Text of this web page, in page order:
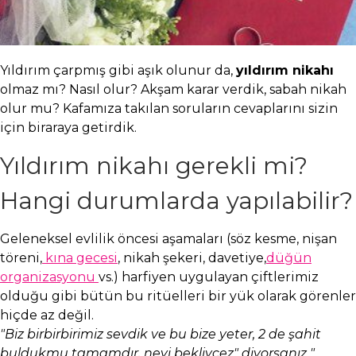
Yıldırım çarpmış gibi aşık olunur da, yıldırım nikahı
olmaz mı? Nasıl olur? Akşam karar verdik, sabah nikah
olur mu? Kafamıza takılan soruların cevaplarını sizin
için biraraya getirdik.
Yıldırım nikahı gerekli mi?
Hangi durumlarda yapılabilir?
Geleneksel evlilik öncesi aşamaları (söz kesme, nişan
töreni, kına gecesi, nikah şekeri, davetiye,düğün
organizasyonu vs.) harfiyen uygulayan çiftlerimiz
olduğu gibi bütün bu ritüelleri bir yük olarak görenler
hiçde az değil.
"Biz birbirbirimiz sevdik ve bu bize yeter, 2 de şahit